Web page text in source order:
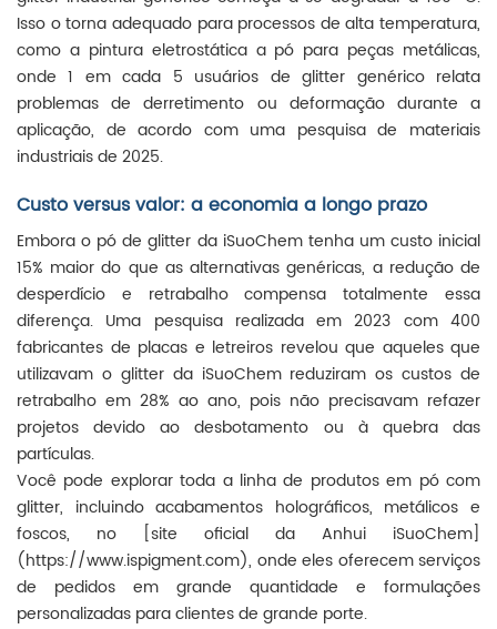
Isso o torna adequado para processos de alta temperatura,
como a pintura eletrostática a pó para peças metálicas,
onde 1 em cada 5 usuários de glitter genérico relata
problemas de derretimento ou deformação durante a
aplicação, de acordo com uma pesquisa de materiais
industriais de 2025.
Custo versus valor: a economia a longo prazo
Embora o pó de glitter da iSuoChem tenha um custo inicial
15% maior do que as alternativas genéricas, a redução de
desperdício e retrabalho compensa totalmente essa
diferença. Uma pesquisa realizada em 2023 com 400
fabricantes de placas e letreiros revelou que aqueles que
utilizavam o glitter da iSuoChem reduziram os custos de
retrabalho em 28% ao ano, pois não precisavam refazer
projetos devido ao desbotamento ou à quebra das
partículas.
Você pode explorar toda a linha de produtos em pó com
glitter, incluindo acabamentos holográficos, metálicos e
foscos, no [site oficial da Anhui iSuoChem]
(https://www.ispigment.com), onde eles oferecem serviços
de pedidos em grande quantidade e formulações
personalizadas para clientes de grande porte.